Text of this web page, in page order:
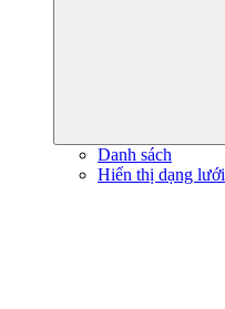
Danh sách
Hiển thị dạng lưới